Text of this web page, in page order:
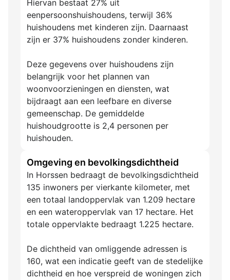
Hiervan bestaat 27% uit
eenpersoonshuishoudens, terwijl 36%
huishoudens met kinderen zijn. Daarnaast
zijn er 37% huishoudens zonder kinderen.
Deze gegevens over huishoudens zijn
belangrijk voor het plannen van
woonvoorzieningen en diensten, wat
bijdraagt aan een leefbare en diverse
gemeenschap. De gemiddelde
huishoudgrootte is 2,4 personen per
huishouden.
Omgeving en bevolkingsdichtheid
In Horssen bedraagt de bevolkingsdichtheid
135 inwoners per vierkante kilometer, met
een totaal landoppervlak van 1.209 hectare
en een wateroppervlak van 17 hectare. Het
totale oppervlakte bedraagt 1.225 hectare.
De dichtheid van omliggende adressen is
160, wat een indicatie geeft van de stedelijke
dichtheid en hoe verspreid de woningen zich